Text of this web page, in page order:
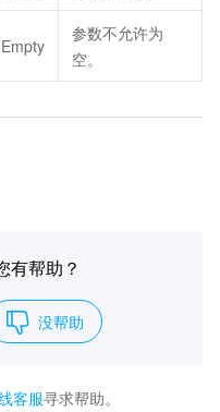
参数不允许为
空。
有帮助？
没帮助
客服寻求帮助。